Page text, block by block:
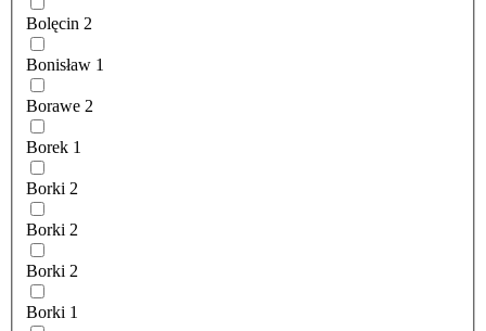
Bolęcin 2
Bonisław 1
Borawe 2
Borek 1
Borki 2
Borki 2
Borki 2
Borki 1